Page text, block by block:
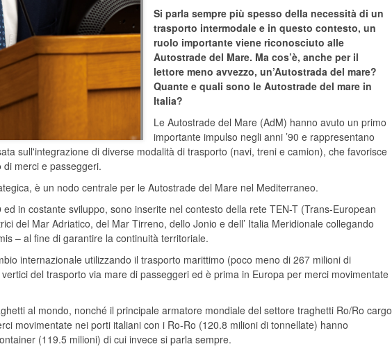
Si parla sempre più spesso della necessità di un
trasporto intermodale e in questo contesto, un
ruolo importante viene riconosciuto alle
Autostrade del Mare. Ma cos’è, anche per il
lettore meno avvezzo, un’Autostrada del mare?
Quante e quali sono le Autostrade del mare in
Italia?
Le Autostrade del Mare (AdM) hanno avuto un primo
importante impulso negli anni ’90 e rappresentano
sull'integrazione di diverse modalità di trasporto (navi, treni e camion), che favorisce
merci e passeggeri.
è un nodo centrale per le Autostrade del Mare nel Mediterraneo.
in costante sviluppo, sono inserite nel contesto della rete TEN-T (Trans-European
del Mar Adriatico, del Mar Tirreno, dello Jonio e dell’ Italia Meridionale collegando
– al fine di garantire la continuità territoriale.
internazionale utilizzando il trasporto marittimo (poco meno di 267 milioni di
del trasporto via mare di passeggeri ed è prima in Europa per merci movimentate
al mondo, nonché il principale armatore mondiale del settore traghetti Ro/Ro cargo
movimentate nei porti italiani con i Ro-Ro (120.8 milioni di tonnellate) hanno
(119.5 milioni) di cui invece si parla sempre.